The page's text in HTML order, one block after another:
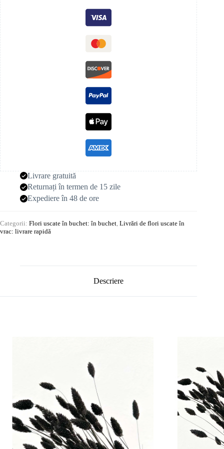
Livrare gratuită
Returnați în termen de 15 zile
Expediere în 48 de ore
Categorii: Flori uscate în buchet: în buchet, Livrări de flori uscate în
vrac: livrare rapidă
Descriere